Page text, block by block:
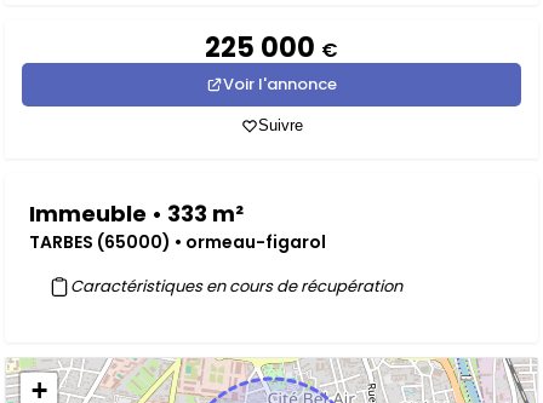
225 000 €
Voir l'annonce
Suivre
Immeuble • 333 m²
TARBES (65000) • ormeau-figarol
Caractéristiques en cours de récupération
+